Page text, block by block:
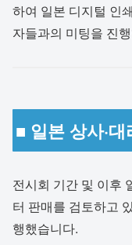
하여 일본 디지털 인
자들과의 미팅을 진
■ 일본 상사·
전시회 기간 및 이후
터 판매를 검토하고
행했습니다.